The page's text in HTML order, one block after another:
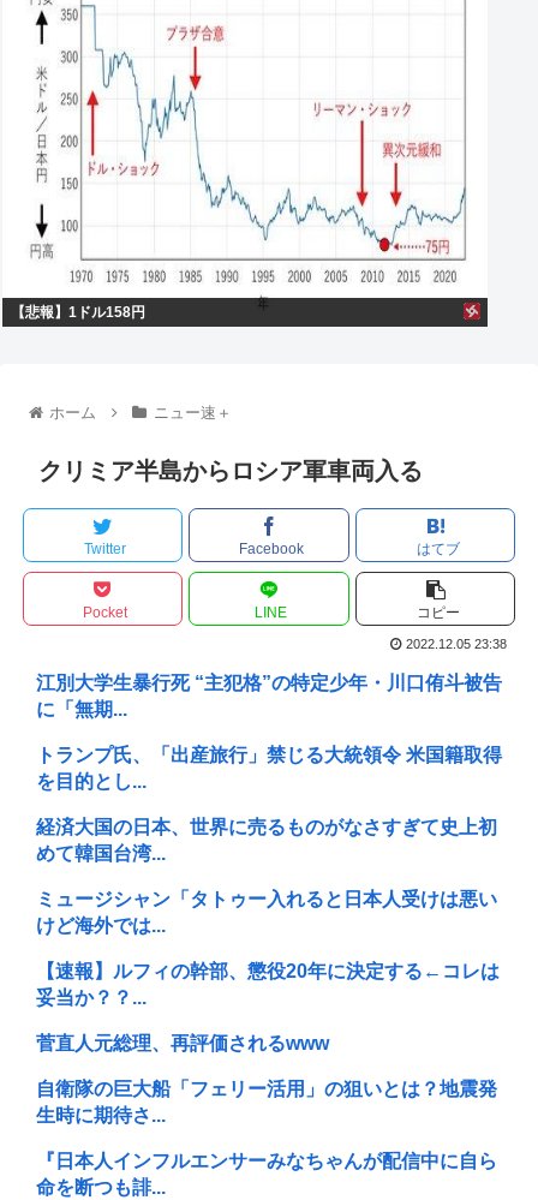
【悲報】1ドル158円
ホーム ニュー速＋
クリミア半島からロシア軍車両入る
Twitter Facebook はてブ
Pocket LINE コピー
2022.12.05 23:38
江別大学生暴行死 “主犯格”の特定少年・川口侑斗被告
に「無期...
トランプ氏、「出産旅行」禁じる大統領令 米国籍取得
を目的とし...
経済大国の日本、世界に売るものがなさすぎて史上初
めて韓国台湾...
ミュージシャン「タトゥー入れると日本人受けは悪い
けど海外では...
【速報】ルフィの幹部、懲役20年に決定する←コレは
妥当か？？...
菅直人元総理、再評価されるwww
自衛隊の巨大船「フェリー活用」の狙いとは？地震発
生時に期待さ...
『日本人インフルエンサーみなちゃんが配信中に自ら
命を断つも誹...